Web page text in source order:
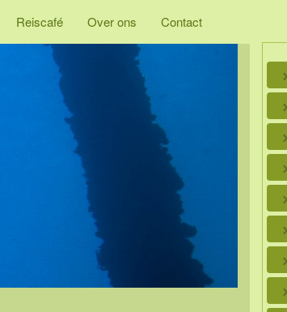
Reiscafé Over ons Contact